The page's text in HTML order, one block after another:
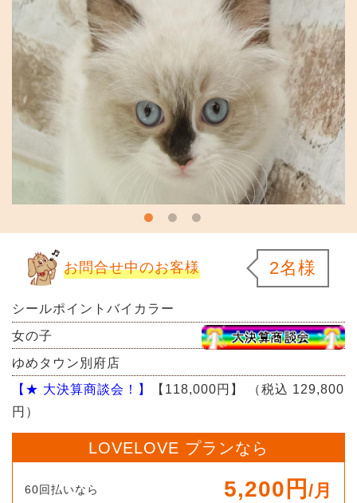
お問合せ中のお客様 2名様
シールポイントバイカラー
女の子
ゆめタウン別府店
【★ 大決算商談会！】
【118,000円】
（税込 129,800
円）
LOVELOVE プランなら
60回払いなら 5,200円 /月